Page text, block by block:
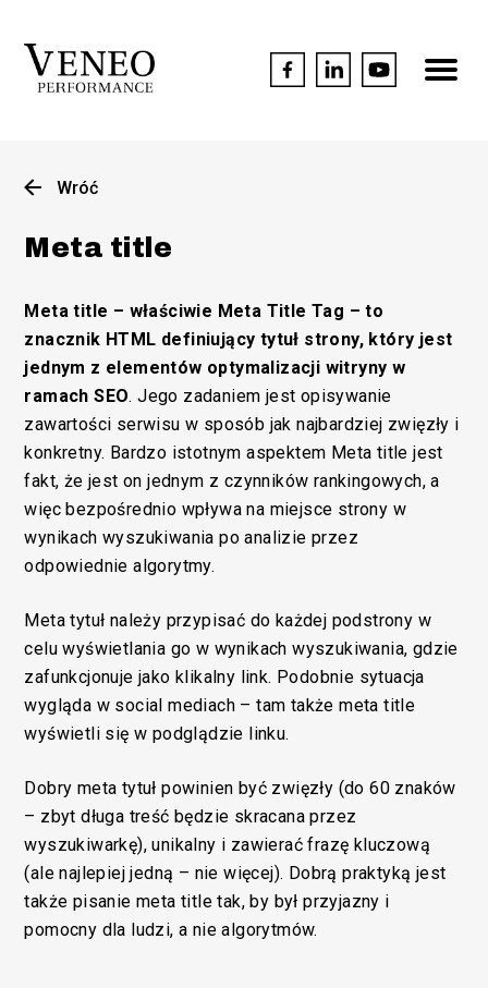
Wróć
Meta title
Meta title – właściwie Meta Title Tag – to
znacznik HTML definiujący tytuł strony, który jest
jednym z elementów optymalizacji witryny w
ramach SEO. Jego zadaniem jest opisywanie
zawartości serwisu w sposób jak najbardziej zwięzły i
konkretny. Bardzo istotnym aspektem Meta title jest
fakt, że jest on jednym z czynników rankingowych, a
więc bezpośrednio wpływa na miejsce strony w
wynikach wyszukiwania po analizie przez
odpowiednie algorytmy.
Meta tytuł należy przypisać do każdej podstrony w
celu wyświetlania go w wynikach wyszukiwania, gdzie
zafunkcjonuje jako klikalny link. Podobnie sytuacja
wygląda w social mediach – tam także meta title
wyświetli się w podglądzie linku.
Dobry meta tytuł powinien być zwięzły (do 60 znaków
– zbyt długa treść będzie skracana przez
wyszukiwarkę), unikalny i zawierać frazę kluczową
(ale najlepiej jedną – nie więcej). Dobrą praktyką jest
także pisanie meta title tak, by był przyjazny i
pomocny dla ludzi, a nie algorytmów.